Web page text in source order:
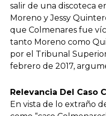
salir de una discoteca
Moreno y Jessy
que Colmenares fue
tanto Moreno como
por el Tribunal
febrero de 2017,
Relevancia Del Caso
En vista de lo extraño